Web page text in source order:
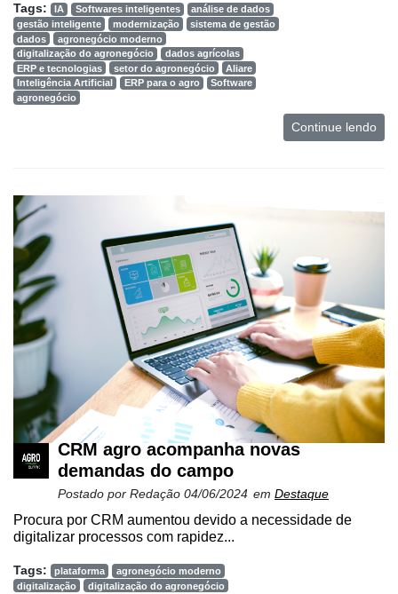
Tags: IA Softwares inteligentes
análise de dados
gestão inteligente
modernização
sistema de gestão
dados
agronegócio moderno
digitalização do agronegócio
dados agrícolas
ERP e tecnologias
setor do agronegócio
Aliare
Inteligência Artificial
ERP para o agro
Software
agronegócio
Continue lendo
CRM agro acompanha novas
demandas do campo
Postado por Redação 04/06/2024 em Destaque
Procura por CRM aumentou devido a necessidade de
digitalizar processos com rapidez...
Tags: plataforma
agronegócio moderno
digitalização
digitalização do agronegócio